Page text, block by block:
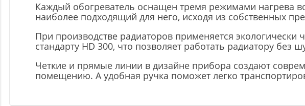
Каждый обогреватель оснащен тремя режимами нагрева
наиболее подходящий для него, исходя из собственных
При производстве радиаторов применяется экологически
стандарту HD 300, что позволяет работать радиатору без
Четкие и прямые линии в дизайне прибора создают
помещению. А удобная ручка поможет легко